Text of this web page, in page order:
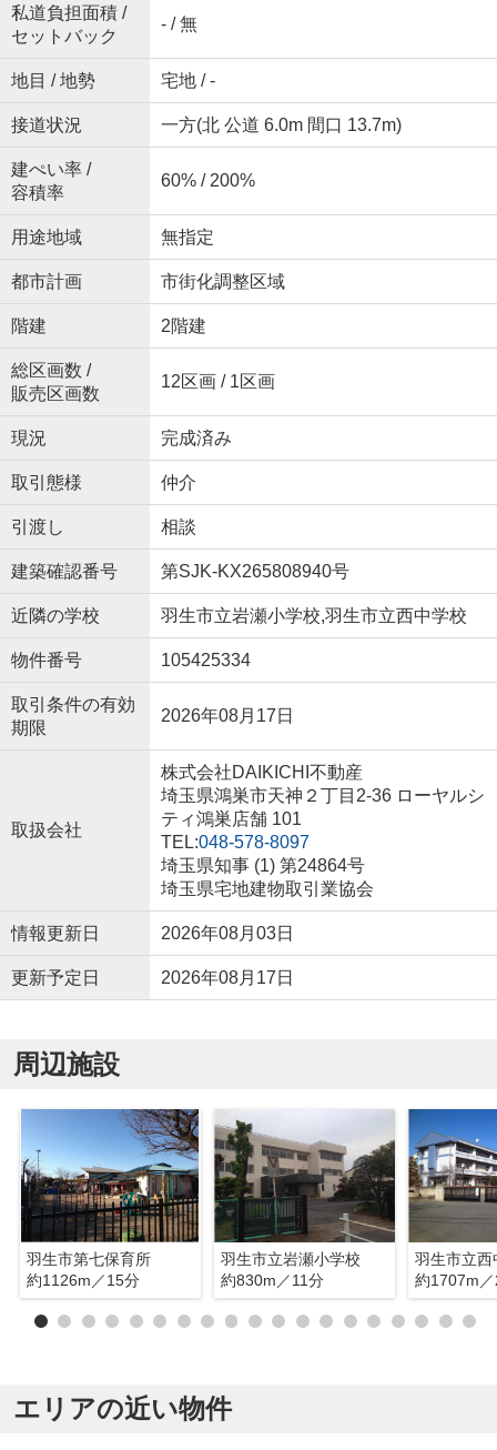
私道負担面積 /
セットバック
- / 無
地目 / 地勢 宅地 / -
接道状況 一方(北 公道 6.0m 間口 13.7m)
建ぺい率 /
容積率
60% / 200%
用途地域 無指定
都市計画 市街化調整区域
階建 2階建
総区画数 /
販売区画数
12区画 / 1区画
現況 完成済み
取引態様 仲介
引渡し 相談
建築確認番号 第SJK-KX265808940号
近隣の学校 羽生市立岩瀬小学校,羽生市立西中学校
物件番号 105425334
取引条件の有効
期限
2026年08月17日
取扱会社
株式会社DAIKICHI不動産
埼玉県鴻巣市天神２丁目2-36 ローヤルシ
ティ鴻巣店舗 101
TEL:048-578-8097
埼玉県知事 (1) 第24864号
埼玉県宅地建物取引業協会
情報更新日 2026年08月03日
更新予定日 2026年08月17日
周辺施設
羽生市第七保育所
約1126m／15分
羽生市立岩瀬小学校
約830m／11分
羽生市立西
約1707m
エリアの近い物件